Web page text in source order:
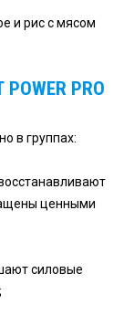
и рис с мясом
POWER PRO
в группах:
ценными
силовые